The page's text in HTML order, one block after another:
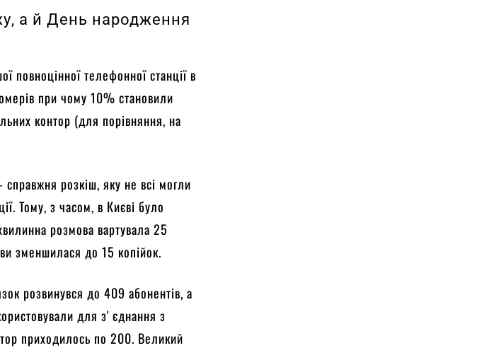
а й День народження
повноцінної телефонної станції в
при чому 10% становили
контор (для порівняння, на
розкіш, яку не всі могли
Тому, з часом, в Києві було
розмова вартувала 25
зменшилася до 15 копійок.
розвинувся до 409 абонентів, а
для зʼєднання з
приходилось по 200. Великий